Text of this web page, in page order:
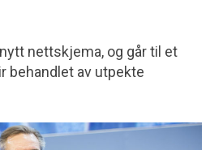
nettskjema, og går til et
behandlet av utpekte